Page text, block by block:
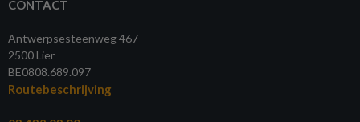
CONTACT
Antwerpsesteenweg 467
2500 Lier
BE0808.689.097
Routebeschrijving